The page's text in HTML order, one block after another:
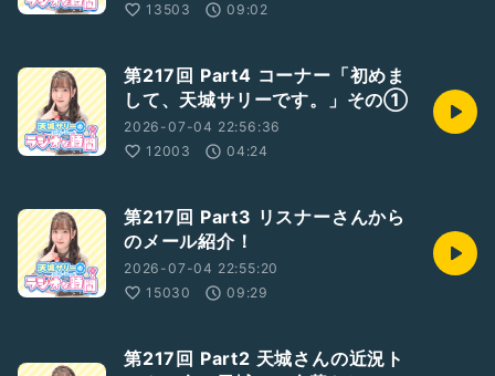
13503
09:02
第217回 Part4 コーナー「初めま
して、天城サリーです。」その①
2026-07-04 22:56:36
12003
04:24
第217回 Part3 リスナーさんから
のメール紹介！
2026-07-04 22:55:20
15030
09:29
第217回 Part2 天城さんの近況ト